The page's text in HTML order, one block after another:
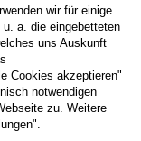
wir für einige
a. die eingebetteten
uns Auskunft
Cookies akzeptieren"
notwendigen
zu. Weitere